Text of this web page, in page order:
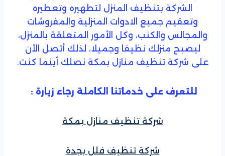
الشركة بتنظيف المنزل لتطهيره وتعطيره
وتعقيم جميع الادوات المنزلية والمفروشات
والمجالس والكنب، وكل الأمور المتعلقة بالمنزل،
ليصبح منزلك نظيفا وجميلا، لذلك أتصل الأن
على شركة تنظيف منازل بمكة نصلك أينما كنت.
للتعرف على خدماتنا الكاملة رجاء زيارة :
شركة تنظيف منازل بمكة
شركة تنظيف فلل بجدة